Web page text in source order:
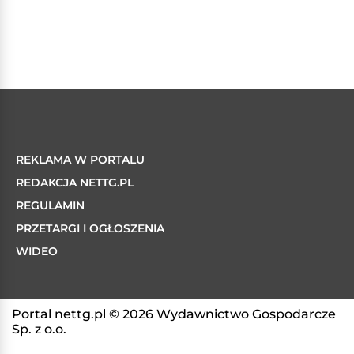
REKLAMA W PORTALU
REDAKCJA NETTG.PL
REGULAMIN
PRZETARGI I OGŁOSZENIA
WIDEO
Portal nettg.pl © 2026 Wydawnictwo Gospodarcze
Sp. z o.o.